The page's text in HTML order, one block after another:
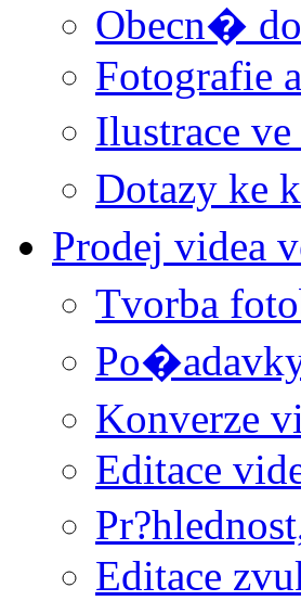
Obecn�
Fotografie
Ilustrace
Dotazy
Prodej videa
Tvorba
Konverze
Editace
Editace